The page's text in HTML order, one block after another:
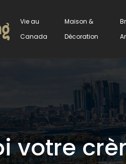
Vie au
Canada
Maison &
Décoration
votre